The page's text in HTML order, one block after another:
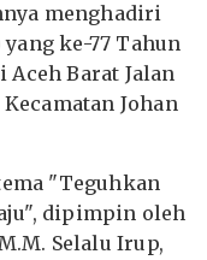
menghadiri
ke-77 Tahun
Barat Jalan
Johan
"Teguhkan
dipimpin oleh
Selalu Irup,